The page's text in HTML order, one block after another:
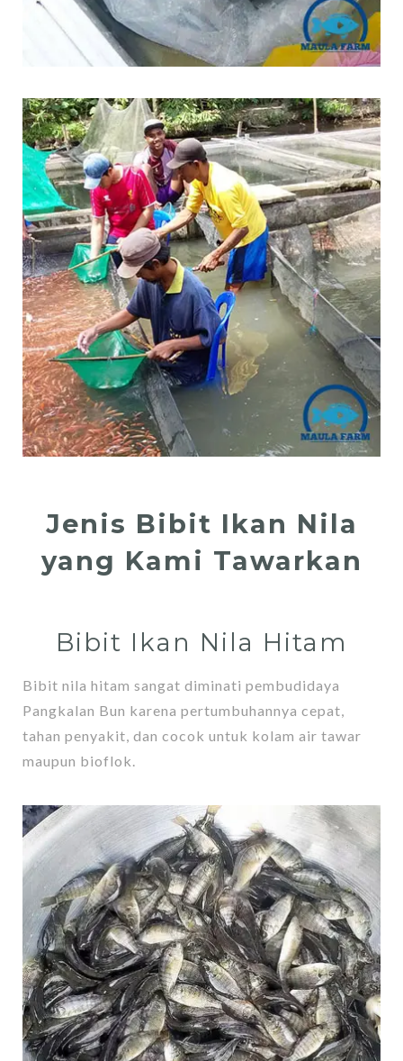
Jenis Bibit Ikan Nila
yang Kami Tawarkan
Bibit Ikan Nila Hitam
Bibit nila hitam sangat diminati pembudidaya
Pangkalan Bun karena pertumbuhannya cepat,
tahan penyakit, dan cocok untuk kolam air tawar
maupun bioflok.